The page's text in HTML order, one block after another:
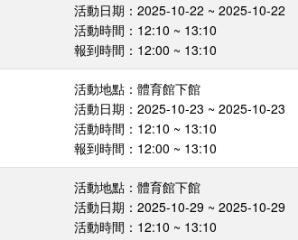
活動日期：2025-10-22 ~ 2025-10-22
活動時間：12:10 ~ 13:10
報到時間：12:00 ~ 13:10
活動地點：體育館下館
活動日期：2025-10-23 ~ 2025-10-23
活動時間：12:10 ~ 13:10
報到時間：12:00 ~ 13:10
活動地點：體育館下館
活動日期：2025-10-29 ~ 2025-10-29
活動時間：12:10 ~ 13:10